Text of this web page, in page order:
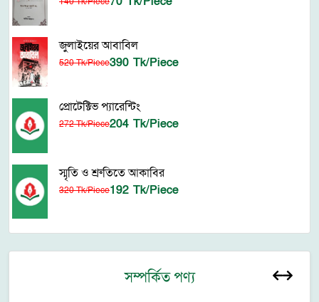
জুলাইয়ের আবাবিল
520 Tk/Piece390 Tk/Piece
প্রোটেক্টিভ প্যারেন্টিং
272 Tk/Piece204 Tk/Piece
স্মৃতি ও শ্রুতিতে আকাবির
320 Tk/Piece192 Tk/Piece
সম্পর্কিত পণ্য